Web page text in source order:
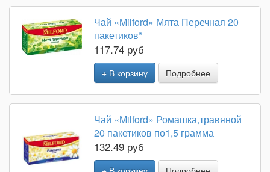
Чай «Milford» Мята Перечная 20
пакетиков*
117.74 руб
+ В корзину Подробнее
Чай «Milford» Ромашка,травяной
20 пакетиков по1,5 грамма
132.49 руб